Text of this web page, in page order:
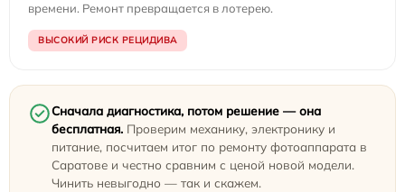
времени. Ремонт превращается в лотерею.
ВЫСОКИЙ РИСК РЕЦИДИВА
Сначала диагностика, потом решение — она
бесплатная. Проверим механику, электронику и
питание, посчитаем итог по ремонту фотоаппарата в
Саратове и честно сравним с ценой новой модели.
Чинить невыгодно — так и скажем.